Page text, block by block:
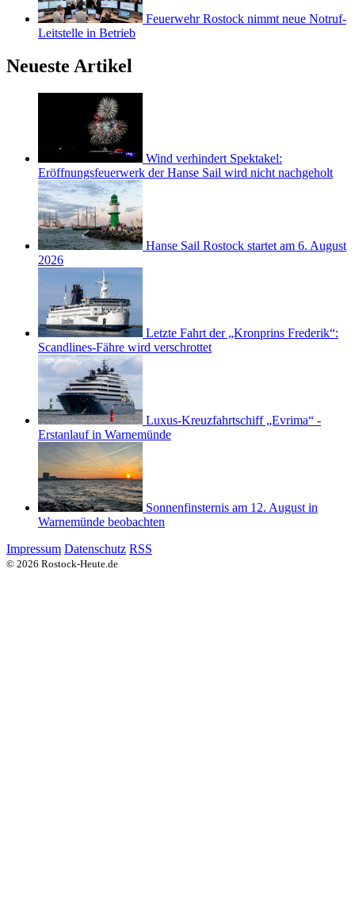
Feuerwehr Rostock nimmt neue Notruf-
Leitstelle in Betrieb
Neueste Artikel
Wind verhindert Spektakel:
Eröffnungsfeuerwerk der Hanse Sail wird nicht nachgeholt
Hanse Sail Rostock startet am 6. August
2026
Letzte Fahrt der „Kronprins Frederik“:
Scandlines-Fähre wird verschrottet
Luxus-Kreuzfahrtschiff „Evrima“ -
Erstanlauf in Warnemünde
Sonnenfinsternis am 12. August in
Warnemünde beobachten
Impressum Datenschutz RSS
© 2026 Rostock-Heute.de